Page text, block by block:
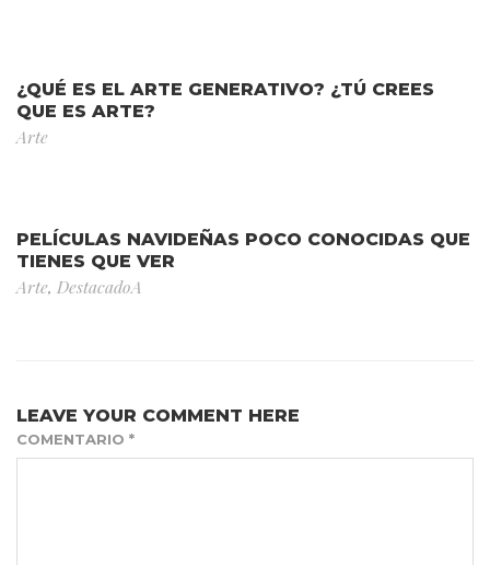
¿QUÉ ES EL ARTE GENERATIVO? ¿TÚ CREES
QUE ES ARTE?
Arte
PELÍCULAS NAVIDEÑAS POCO CONOCIDAS QUE
TIENES QUE VER
Arte, DestacadoA
LEAVE YOUR COMMENT HERE
COMENTARIO *